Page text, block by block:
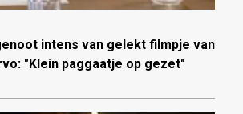
intens van gelekt filmpje van
"Klein paggaatje op gezet"